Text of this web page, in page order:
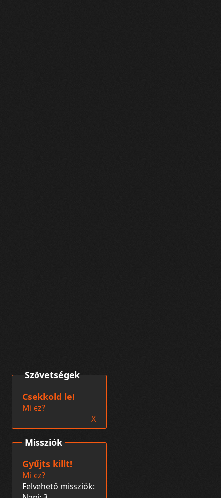
Missziók
Gyűjts killt!
Mi ez?
Felvehető missziók:
Szövetségek
Csekkold le!
Mi ez?
X